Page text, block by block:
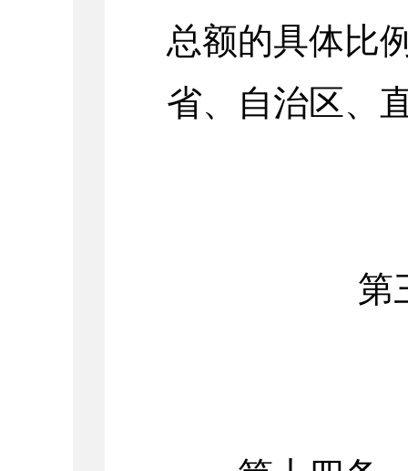
总额的具体比
省、自治区、
第